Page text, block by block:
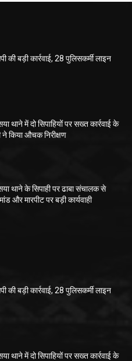
की बड़ी कार्रवाई, 28 पुलिसकर्मी लाइन
थाने में दो सिपाहियों पर सख्त कार्रवाई के
ने किया औचक निरीक्षण
थाने के सिपाही पर ढाबा संचालक से
और मारपीट पर बड़ी कार्यवाही
की बड़ी कार्रवाई, 28 पुलिसकर्मी लाइन
थाने में दो सिपाहियों पर सख्त कार्रवाई के